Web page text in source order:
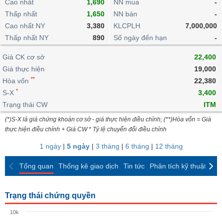
Giao
dịch
nội
bộ
Niên
giám
Tài
liệu
cổ
đông
Định
giá
Nước
ngoài
Tự
doanh
Top
cổ
phiếu
Bản
Thống
giao
dịch
dịch
Chứng
quyền
Tổng
quan
Thống
kê
dịch
Định
Thống
kê
giao
dịch
Tin
tức
tích
kỹ
thuật
Bảng
giá
Bộ
lọc
cổ
phiếu
cổ
Báo
mô
lai
Chứng
quyền
Trái
phiếu
doanh
nghiệp
Đào
Dịch
vụ
Cao nhất
1,690
Thấp nhất
1,650
Cao nhất NY
3,380
Thấp nhất NY
890
NN mua
-
NN bán
-
KLCPLH
7,000,000
Số ngày đến hạn
-
Giá CK cơ sở
22,400
Giá thực hiện
19,000
Hòa vốn **
22,380
S-X *
3,400
Trạng thái CW
ITM
(*)S-X là giá chứng khoán cơ sở - giá thực hiện điều chỉnh; (**)Hòa vốn = Giá
thực hiện điều chỉnh + Giá CW * Tỷ lệ chuyển đổi điều chỉnh
1 ngày| 5 ngày| 3 tháng | 6 tháng | 12 tháng
Tổng quan Thống kê giao dịch Tin tức Phân tích kỹ thuật
Trạng thái chứng quyền
10k
BẤT
ĐỘNG
SẢN
TÀI
CHÍNH
HÀNG
HÓA
KINH
TẾ
THẾ